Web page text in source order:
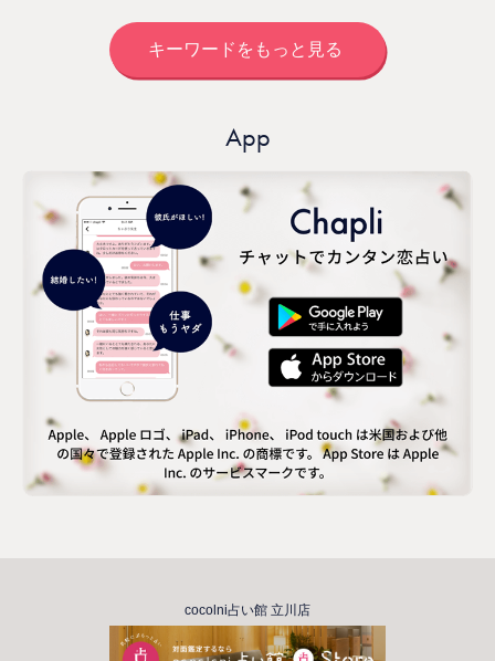
キーワードをもっと見る
App
cocolni占い館 立川店